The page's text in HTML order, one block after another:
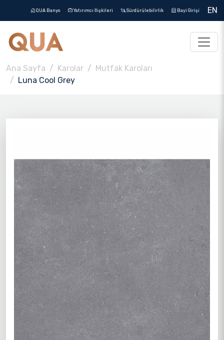
QUA Banyo Yatırımcı İlişkileri Sürdürülebilirlik Bayi Girişi EN
Ana Sayfa Karolar
Mutfak Karoları
Luna Cool Grey